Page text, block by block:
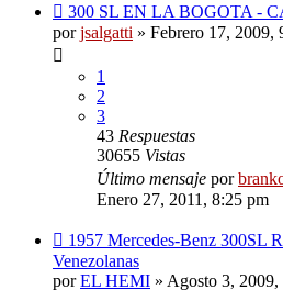
300 SL EN LA BOGOTA -
porjsalgatti » Febrero 17, 2009,
1
2
3
43 Respuestas
30655 Vistas
Último mensaje por
Enero 27, 2011, 8:25 pm
1957 Mercedes-Benz 300SL
Venezolanas
porEL HEMI » Agosto 3, 2009,